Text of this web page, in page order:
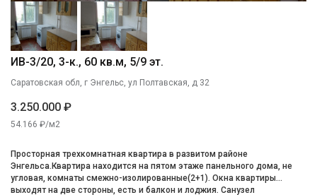
ИВ-3/20, 3-к., 60 кв.м, 5/9 эт.
Саратовская обл, г Энгельс, ул Полтавская, д 32
3.250.000 ₽
54.166 ₽/м2
Просторная трехкомнатная квартира в развитом районе
Энгельса.Квартира находится на пятом этаже панельного дома, не
угловая, комнаты смежно-изолированные(2+1). Окна квартиры
выходят на две стороны, есть и балкон и лоджия. Санузел